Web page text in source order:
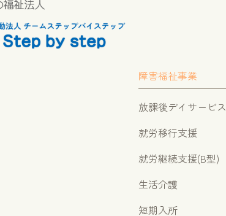
障害福祉事業
放課後デイサービス
就労移行支援
就労継続支援(B型)
生活介護
短期入所